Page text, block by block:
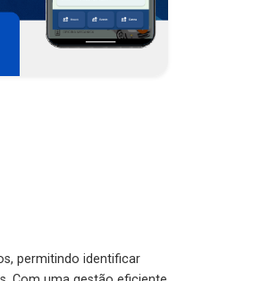
permitindo identificar
Com uma gestão eficiente